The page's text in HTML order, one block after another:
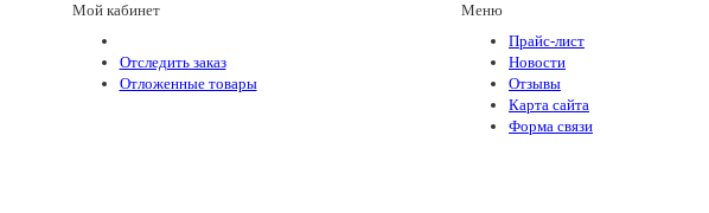
Мой кабинет
Отследить заказ
Отложенные товары
Меню
Прайс-лист
Новости
Отзывы
Карта сайта
Форма связи